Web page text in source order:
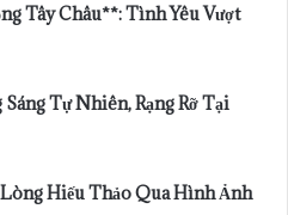
Tây Châu**: Tình Yêu Vượt
Tự Nhiên, Rạng Rỡ Tại
Hiếu Thảo Qua Hình Ảnh